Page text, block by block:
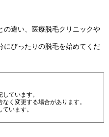
の違い、医療脱毛クリニックや
にぴったりの脱毛を始めてくだ
ています。
く変更する場合があります。
います。